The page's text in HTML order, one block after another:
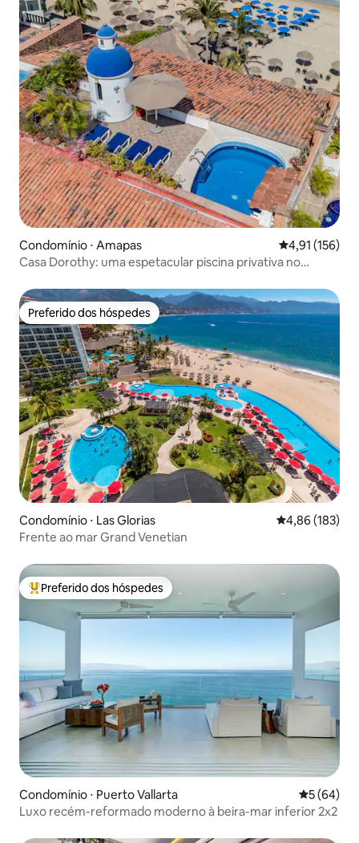
Condomínio ⋅ Amapas 4,91 de uma
4,91 (156)
Casa Dorothy: uma espetacular piscina privativa no
Preferido dos hóspedes
Preferido dos hóspedes
Condomínio ⋅ Las Glorias 4,86 de uma
4,86 (183)
Frente ao mar Grand Venetian
Entre os melhores preferidos dos hóspedes
Preferido dos hóspedes
Condomínio ⋅ Puerto Vallarta 5 de uma
5 (64)
Luxo recém-reformado moderno à beira-mar inferior 2x2